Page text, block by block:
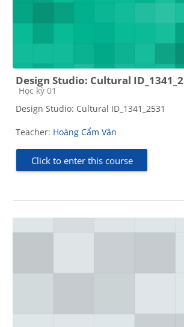
Design Studio: Cultural
Course category
Học kỳ 01
Design Studio: Cultural ID_1341_2531
Teacher: Hoàng Cẩm Vân
Click to enter this course